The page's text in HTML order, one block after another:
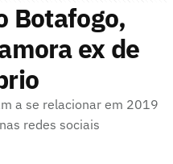
Botafogo,
ex de
a se relacionar em 2019
redes sociais